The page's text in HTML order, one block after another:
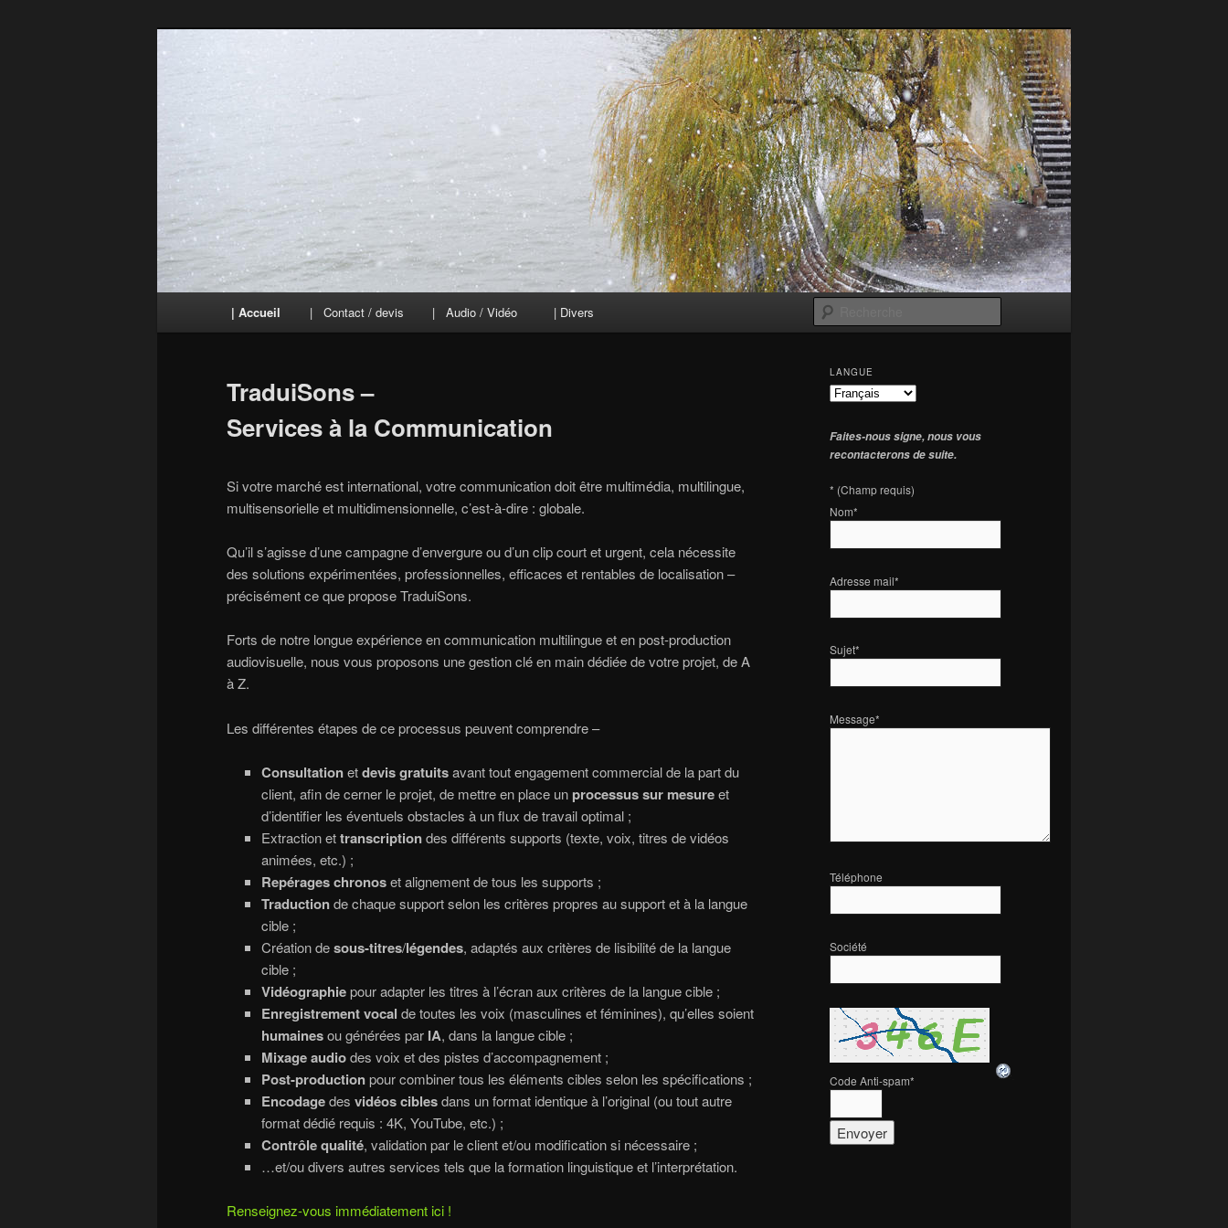
TraduiSons
| Accueil | Contact / devis | Audio / Vidéo | Divers
TraduiSons –
Services à la Communication
Si votre marché est international, votre communication doit être multimédia, multilingue,
multisensorielle et multidimensionnelle, c’est-à-dire : globale.
Qu’il s’agisse d’une campagne d’envergure ou d’un clip court et urgent, cela nécessite
des solutions expérimentées, professionnelles, efficaces et rentables de localisation –
précisément ce que propose TraduiSons.
Forts de notre longue expérience en communication multilingue et en post-production
audiovisuelle, nous vous proposons une gestion clé en main dédiée de votre projet, de A
à Z.
Les différentes étapes de ce processus peuvent comprendre –
Consultationetdevis gratuitsavant tout engagement commercial de la part du
client, afin de cerner le projet, de mettre en place un processus sur mesureet
d’identifier les éventuels obstacles à un flux de travail optimal ;
Extraction ettranscriptiondes différents supports (texte, voix, titres de vidéos
animées, etc.) ;
Repérages chronoset alignement de tous les supports ;
Traductionde chaque support selon les critères propres au support et à la langue
cible ;
Création desous-titres/légendes, adaptés aux critères de lisibilité de la langue
cible ;
Vidéographiepour adapter les titres à l’écran aux critères de la langue cible ;
Enregistrement vocal de toutes les voix (masculines et féminines), qu’elles soient
humainesou générées par IA, dans la langue cible ;
Mixage audiodes voix et des pistes d’accompagnement ;
Post-productionpour combiner tous les éléments cibles selon les spécifications ;
Encodagedes vidéos ciblesdans un format identique à l’original (ou tout autre
format dédié requis : 4K, YouTube, etc.) ;
Contrôle qualité, validation par le client et/ou modification si nécessaire ;
…et/ou divers autres services tels que la formation linguistique et l’interprétation.
Renseignez-vous immédiatement ici !
LANGUE
Faites-nous signe, nous vous
recontacterons de suite.
* (Champ requis)
Nom*
Adresse mail*
Sujet*
Message*
Téléphone
Société
Code Anti-spam*